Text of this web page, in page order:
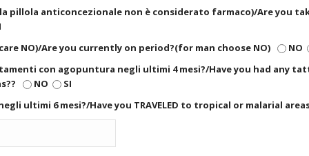
(la pillola anticoncezionale non è considerato farmaco)/Are you
NO)/Are you currently on period?(for man choose NO)
NO
con agopuntura negli ultimi 4 mesi?/Have you had any
NO
SI
ultimi 6 mesi?/Have you TRAVELED to tropical or malarial